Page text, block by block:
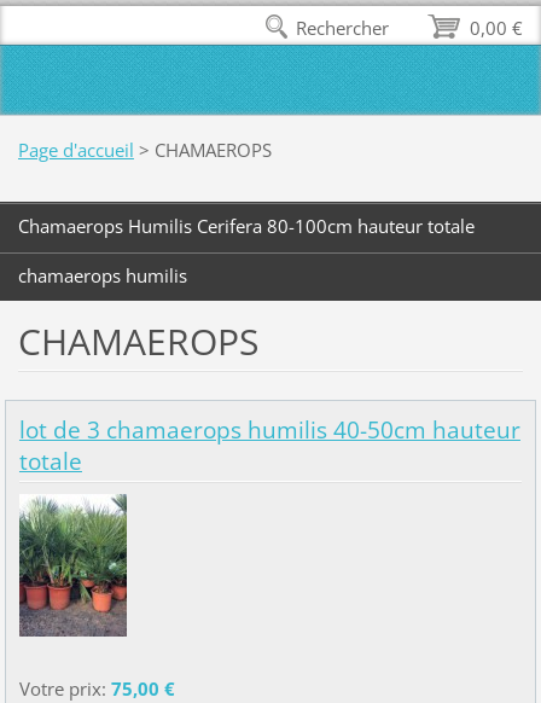
Page d'accueil > CHAMAEROPS
Chamaerops Humilis Cerifera 80-100cm hauteur totale
chamaerops humilis
CHAMAEROPS
lot de 3 chamaerops humilis 40-50cm hauteur
totale
Votre prix: 75,00 €
0,00 €
Rechercher